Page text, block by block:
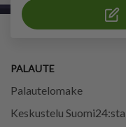
PALAUTE
Palautelomake
Keskustelu Suomi24:sta